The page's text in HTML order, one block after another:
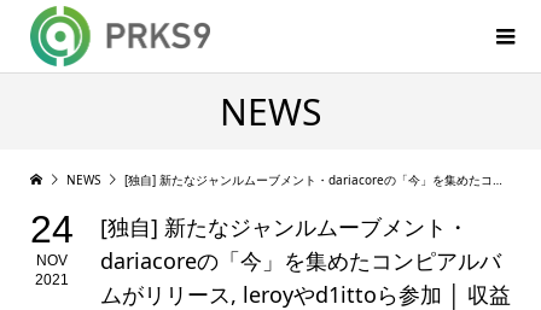
NEWS
NEWS [独自] 新たなジャンルムーブメント・dariacoreの「今」を集めたコンピアルバムがリリース, leroyやd1ittoら参加 │ 収益は全てトランスジェンダー団体へ寄付 [2021/11/24]
24
NOV
2021
[独自] 新たなジャンルムーブメント・
dariacoreの「今」を集めたコンピアルバ
ムがリリース, leroyやd1ittoら参加 │ 収益